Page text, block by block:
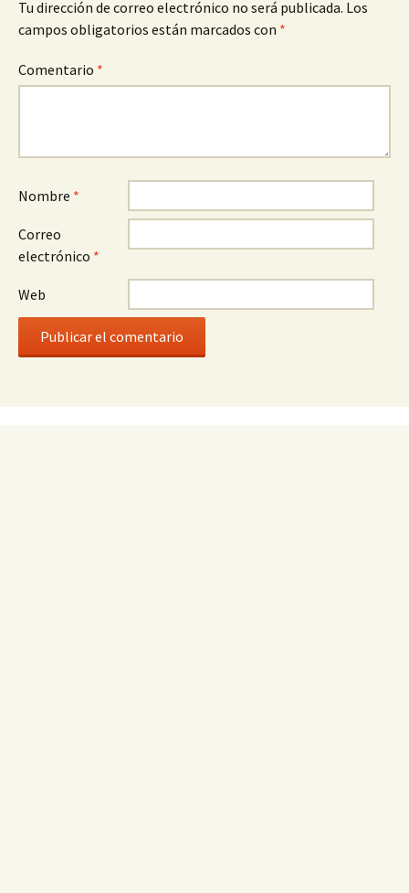
Tu dirección de correo electrónico no será publicada. Los
campos obligatorios están marcados con *
Comentario *
Nombre *
Correo
electrónico *
Web